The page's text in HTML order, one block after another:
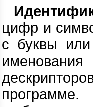
цифр и
с буквы или
программе.